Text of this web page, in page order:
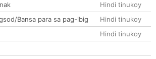
Hindi tinukoy
Bansa para sa pag-ibig
Hindi tinukoy
Hindi tinukoy